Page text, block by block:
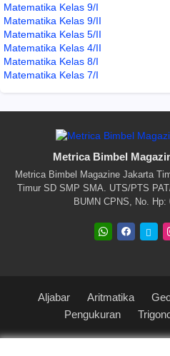
Matematika Kelas 9/I
Matematika Kelas 9/II
Matematika Kelas 5/II
Matematika Kelas 4/II
Matematika Kelas 8/I
Matematika Kelas 7/I
Metrica Bimbel
Metrica Bimbel Magazine Jakarta
Timur SD SMP SMA. UTS/PTS
BUMN CPNS, No. Hp:
Blogger Templates
Aljabar Aritmatika
Pengukuran